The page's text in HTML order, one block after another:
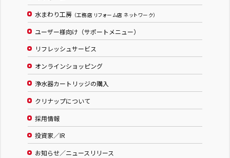
水まわり工房 （工務店 リフォーム店 ネットワーク）
ユーザー様向け（サポートメニュー）
リフレッシュサービス
オンラインショッピング
浄水器カートリッジの購入
クリナップについて
採用情報
投資家／IR
お知らせ／ニュースリリース